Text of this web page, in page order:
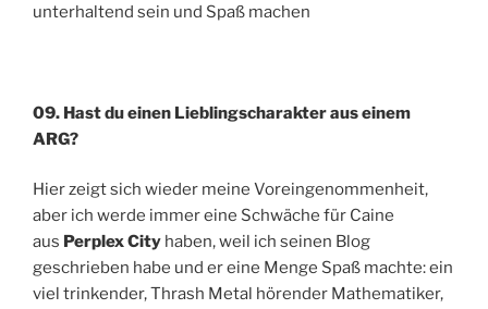
unterhaltend sein und Spaß machen
09. Hast du einen Lieblingscharakter aus einem
ARG?
Hier zeigt sich wieder meine Voreingenommenheit,
aber ich werde immer eine Schwäche für Caine
aus Perplex City haben, weil ich seinen Blog
geschrieben habe und er eine Menge Spaß machte: ein
viel trinkender, Thrash Metal hörender Mathematiker,